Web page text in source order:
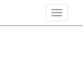
Toggle